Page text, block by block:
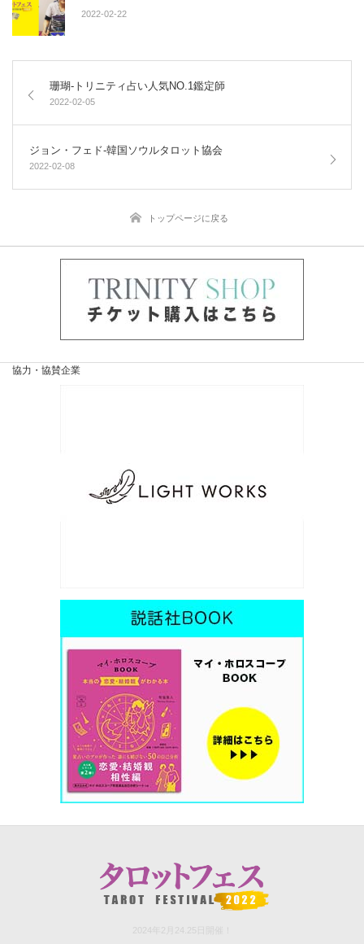
2022-02-22
珊瑚-トリニティ占い人気NO.1鑑定師
2022-02-05
ジョン・フェド-韓国ソウルタロット協会
2022-02-08
トップページに戻る
協力・協賛企業